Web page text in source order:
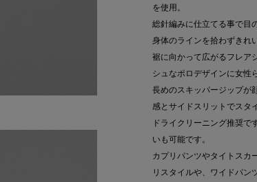
を使用。
総針編みに仕立てる事で目
身体のラインを拾わずきれ
裾に向かって広がるフレア
シュなポロデザインに女性
長めのスキッパージップが
感とサイドスリットでスタ
ドライクリーニング推奨で
いも可能です。
カプリパンツやタイトスカ
リスタイルや、ワイドパン